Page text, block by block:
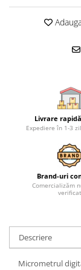
Accesorii
Ceasuri
Ceasuri
Ceasuri
exterior
Ceasuri
Truse de alezaj
grosimi
Ceasuri
de grosimi
Livrare
Expediere în 1-3
Brand-uri
Comercializăm
Descriere
Micrometrul